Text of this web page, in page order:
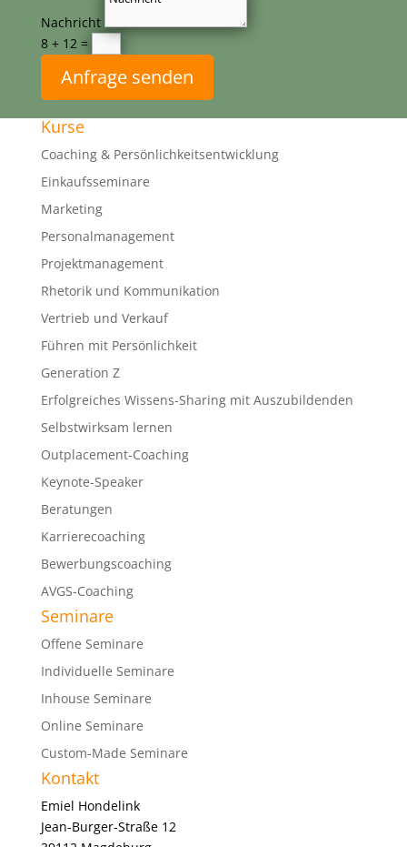
Nachricht
8 + 12 =
Anfrage senden
Kurse
Coaching & Persönlichkeitsentwicklung
Einkaufsseminare
Marketing
Personalmanagement
Projektmanagement
Rhetorik und Kommunikation
Vertrieb und Verkauf
Führen mit Persönlichkeit
Generation Z
Erfolgreiches Wissens-Sharing mit Auszubildenden
Selbstwirksam lernen
Outplacement-Coaching
Keynote-Speaker
Beratungen
Karrierecoaching
Bewerbungscoaching
AVGS-Coaching
Seminare
Offene Seminare
Individuelle Seminare
Inhouse Seminare
Online Seminare
Custom-Made Seminare
Kontakt
Emiel Hondelink
Jean-Burger-Straße 12